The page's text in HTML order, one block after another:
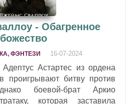
- Обагренное
божество
ФЭНТЕЗИ 16-07-2024
Астартес из ордена
проигрывают битву против
боевой-брат Аркио
которая заставила